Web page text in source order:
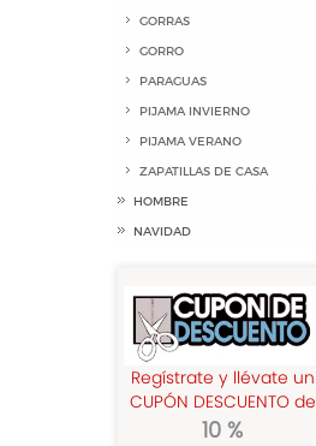
GORRAS
GORRO
PARAGUAS
PIJAMA INVIERNO
PIJAMA VERANO
ZAPATILLAS DE CASA
HOMBRE
NAVIDAD
Regístrate y llévate un
CUPÓN DESCUENTO de
10 %